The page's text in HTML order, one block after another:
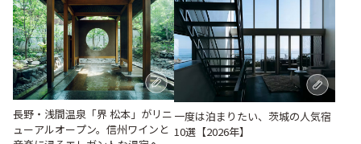
長野・浅間温泉「界 松本」がリニ
ューアルオープン。信州ワインと
一度は泊まりたい、茨城の人気宿
10選【2026年】